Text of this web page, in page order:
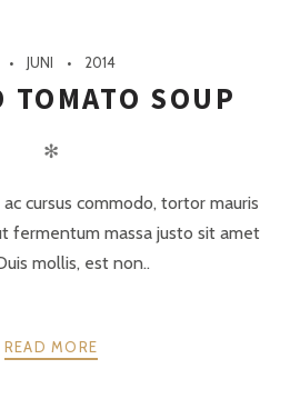
JUNI 2014
TOMATO SOUP
✻
cursus commodo, tortor mauris
fermentum massa justo sit amet
mollis, est non..
READ MORE